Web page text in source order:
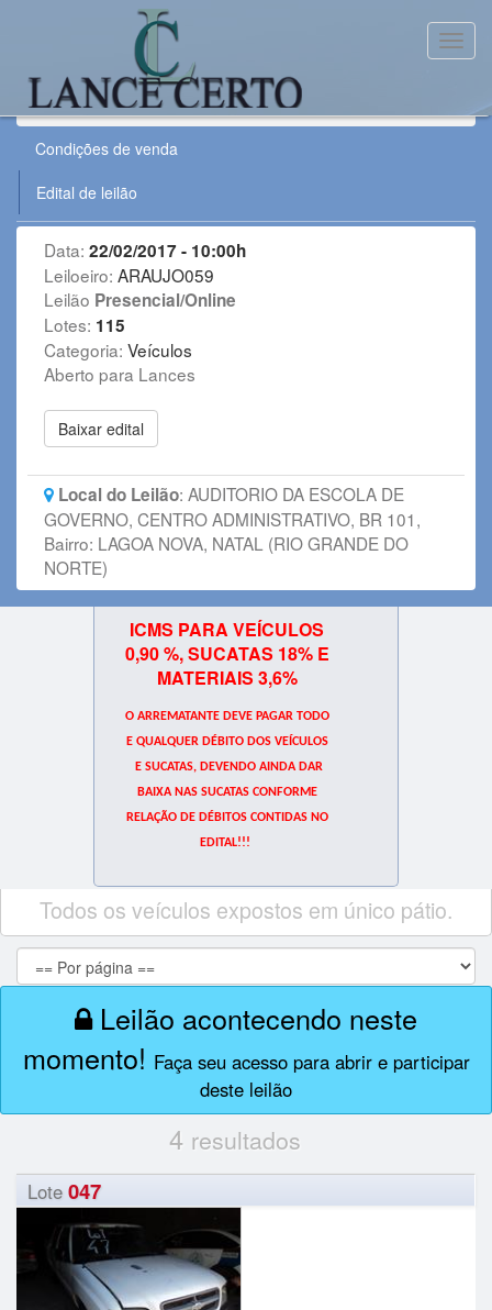
Leilão:220217VE
Condições de venda
Edital de leilão
Data: 22/02/2017 - 10:00h
Leiloeiro: ARAUJO059
Leilão Presencial/Online
Lotes: 115
Categoria: Veículos
Aberto para Lances
Baixar edital
Local do Leilão: AUDITORIO DA ESCOLA DE
GOVERNO, CENTRO ADMINISTRATIVO, BR 101,
Bairro: LAGOA NOVA, NATAL (RIO GRANDE DO
NORTE)
ICMS PARA VEÍCULOS
0,90 %, SUCATAS 18% E
MATERIAIS 3,6%
O ARREMATANTE DEVE PAGAR TODO
E QUALQUER DÉBITO DOS VEÍCULOS
E SUCATAS, DEVENDO AINDA DAR
BAIXA NAS SUCATAS CONFORME
RELAÇÃO DE DÉBITOS CONTIDAS NO
EDITAL!!!
Todos os veículos expostos em único pátio.
Leilão acontecendo neste
momento! Faça seu acesso para abrir e participar
deste leilão
4 resultados
Lote 047